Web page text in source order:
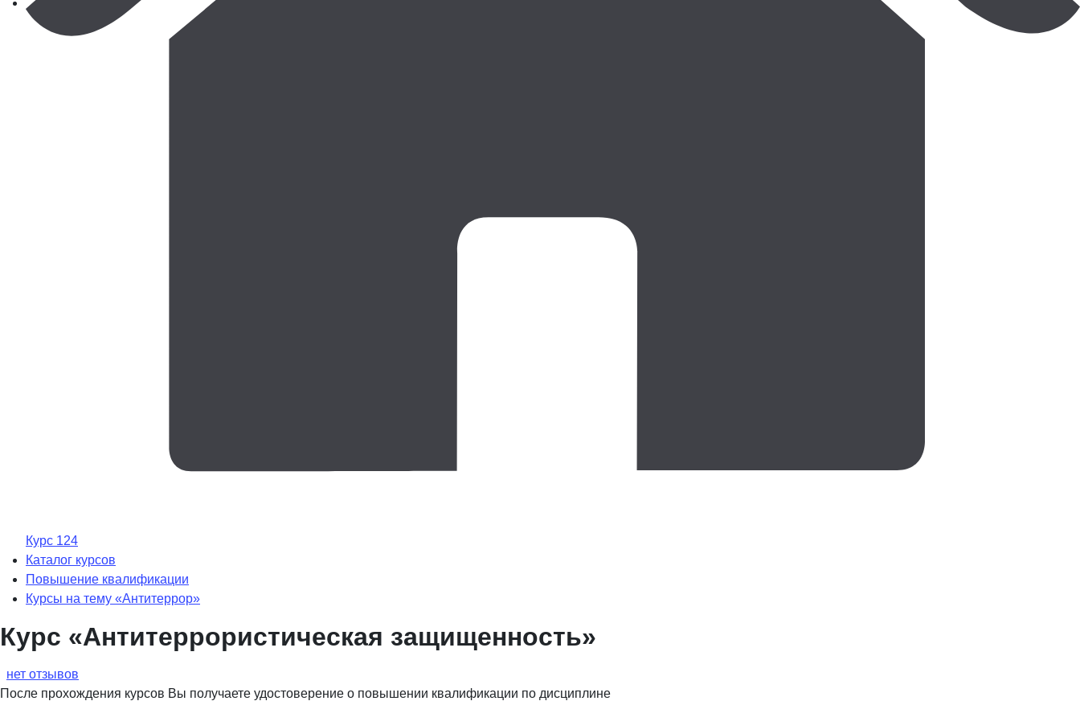
Курс 124
Каталог курсов
Повышение квалификации
Курсы на тему «Антитеррор»
Курс «Антитеррористическая защищенность»
нет отзывов
После прохождения курсов Вы получаете удостоверение о повышении квалификации по дисциплине